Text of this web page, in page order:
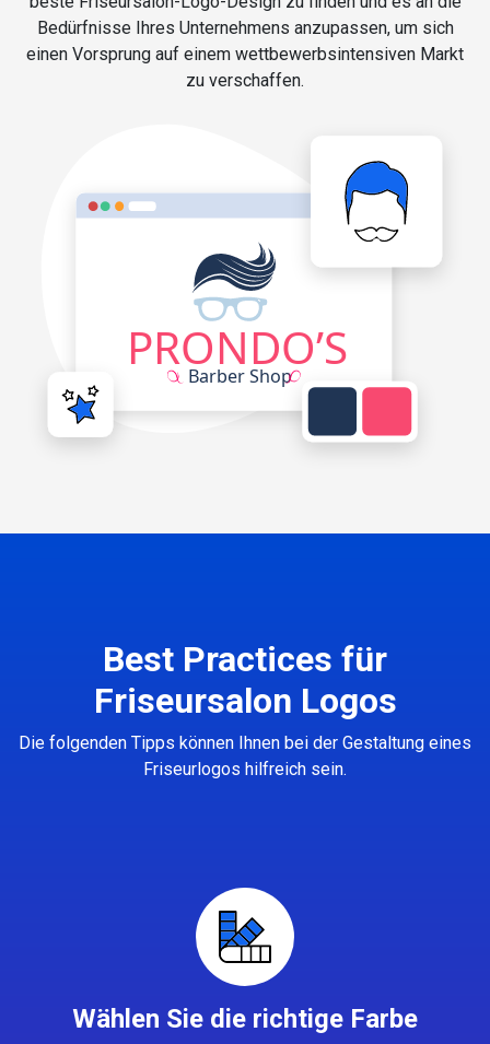
Bedürfnisse Ihres Unternehmens anzupassen, um sich
einen Vorsprung auf einem wettbewerbsintensiven Markt
zu verschaffen.
Best Practices für
Friseursalon Logos
Die folgenden Tipps können Ihnen bei der Gestaltung eines
Friseurlogos hilfreich sein.
Wählen Sie die richtige Farbe